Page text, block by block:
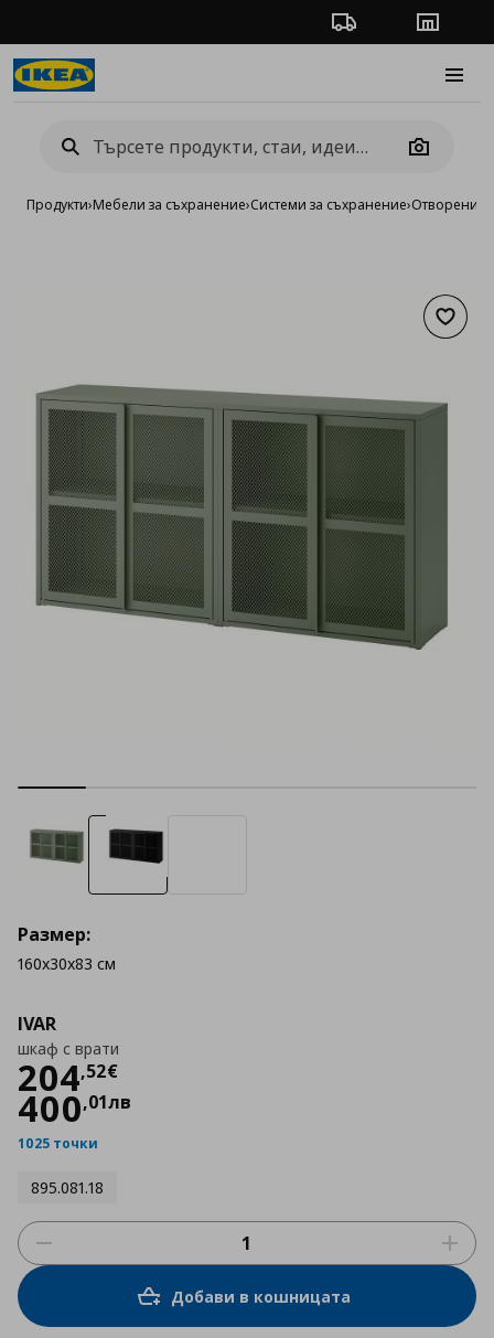
Проследяване на
Camera
Продукти›Мебели за съхранение›Системи за съхранение›Отворени
IVAR
шкаф с врати
204,52€
Цена204,52 €
400,01лв
1025 точки
895.081.18
Размер:
160x30x83 см
Добави в кошницата